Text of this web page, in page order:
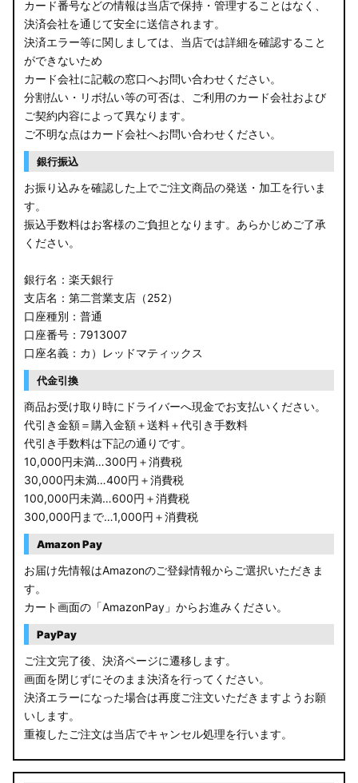
カード番号などの情報は当店で保持・管理することはなく、
決済会社を通じて安全に送信されます。
決済エラー等に関しましては、当店では詳細を確認すること
ができないため
カード会社に記載の窓口へお問い合わせください。
分割払い・リボ払い等の可否は、ご利用のカード会社および
ご契約内容によって異なります。
ご不明な点はカード会社へお問い合わせください。
銀行振込
お振り込みを確認した上でご注文商品の発送・加工を行いま
す。
振込手数料はお客様のご負担となります。あらかじめご了承
ください。
銀行名：楽天銀行
支店名：第二営業支店（252）
口座種別：普通
口座番号：7913007
口座名義：カ）レッドマティックス
代金引換
商品お受け取り時にドライバーへ現金でお支払いください。
代引き金額＝購入金額＋送料＋代引き手数料
代引き手数料は下記の通りです。
10,000円未満…300円＋消費税
30,000円未満…400円＋消費税
100,000円未満…600円＋消費税
300,000円まで…1,000円＋消費税
Amazon Pay
お届け先情報はAmazonのご登録情報からご選択いただきま
す。
カート画面の「AmazonPay」からお進みください。
PayPay
ご注文完了後、決済ページに遷移します。
画面を閉じずにそのまま決済を行ってください。
決済エラーになった場合は再度ご注文いただきますようお願
いします。
重複したご注文は当店でキャンセル処理を行います。